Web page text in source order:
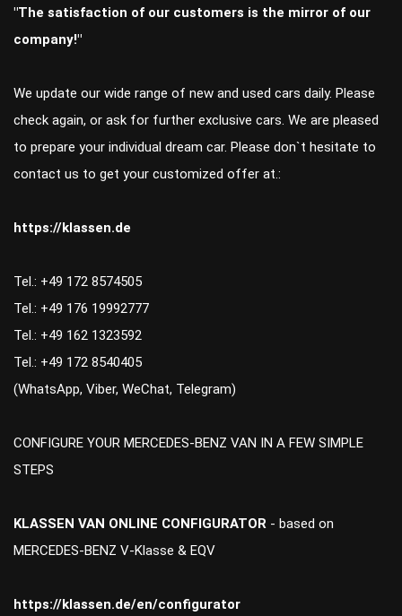
"The satisfaction of our customers is the mirror of our
company!"
We update our wide range of new and used cars daily. Please
check again, or ask for further exclusive cars. We are pleased
to prepare your individual dream car. Please don`t hesitate to
contact us to get your customized offer at.:
https://klassen.de
Tel.: +49 172 8574505
Tel.: +49 176 19992777
Tel.: +49 162 1323592
Tel.: +49 172 8540405
(WhatsApp, Viber, WeChat, Telegram)
CONFIGURE YOUR MERCEDES-BENZ VAN IN A FEW SIMPLE
STEPS
KLASSEN VAN ONLINE CONFIGURATOR - based on
MERCEDES-BENZ V-Klasse & EQV
https://klassen.de/en/configurator